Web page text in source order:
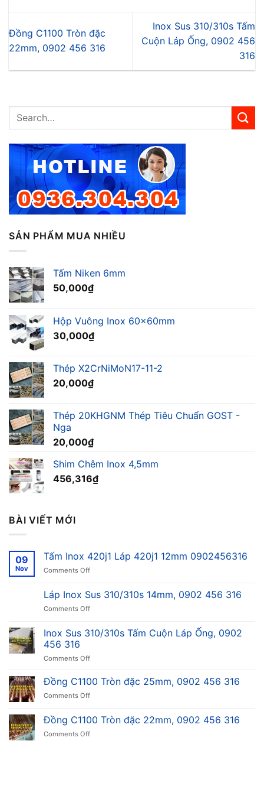
Đồng C1100 Tròn đặc
22mm, 0902 456 316
Inox Sus 310/310s Tấm
Cuộn Láp Ống, 0902 456
316
SẢN PHẨM MUA NHIỀU
Tấm Niken 6mm
50,000₫
Hộp Vuông Inox 60x60mm
30,000₫
Thép X2CrNiMoN17-11-2
20,000₫
Thép 20KHGNM Thép Tiêu Chuẩn GOST -
Nga
20,000₫
Shim Chêm Inox 4,5mm
456,316₫
BÀI VIẾT MỚI
09
Nov
Tấm Inox 420j1 Láp 420j1 12mm 0902456316
Comments Offon
Inox
420j1
Láp
12mm
0902456316
Láp Inox Sus 310/310s 14mm, 0902 456 316
Comments Offon
Inox
Sus
14mm,
456
Inox Sus 310/310s Tấm Cuộn Láp Ống, 0902
456 316
Comments Offon
Sus
310/310s
Láp
Đồng C1100 Tròn đặc 25mm, 0902 456 316
Comments Offon
C1100
Tròn
đặc
Đồng C1100 Tròn đặc 22mm, 0902 456 316
Comments Offon